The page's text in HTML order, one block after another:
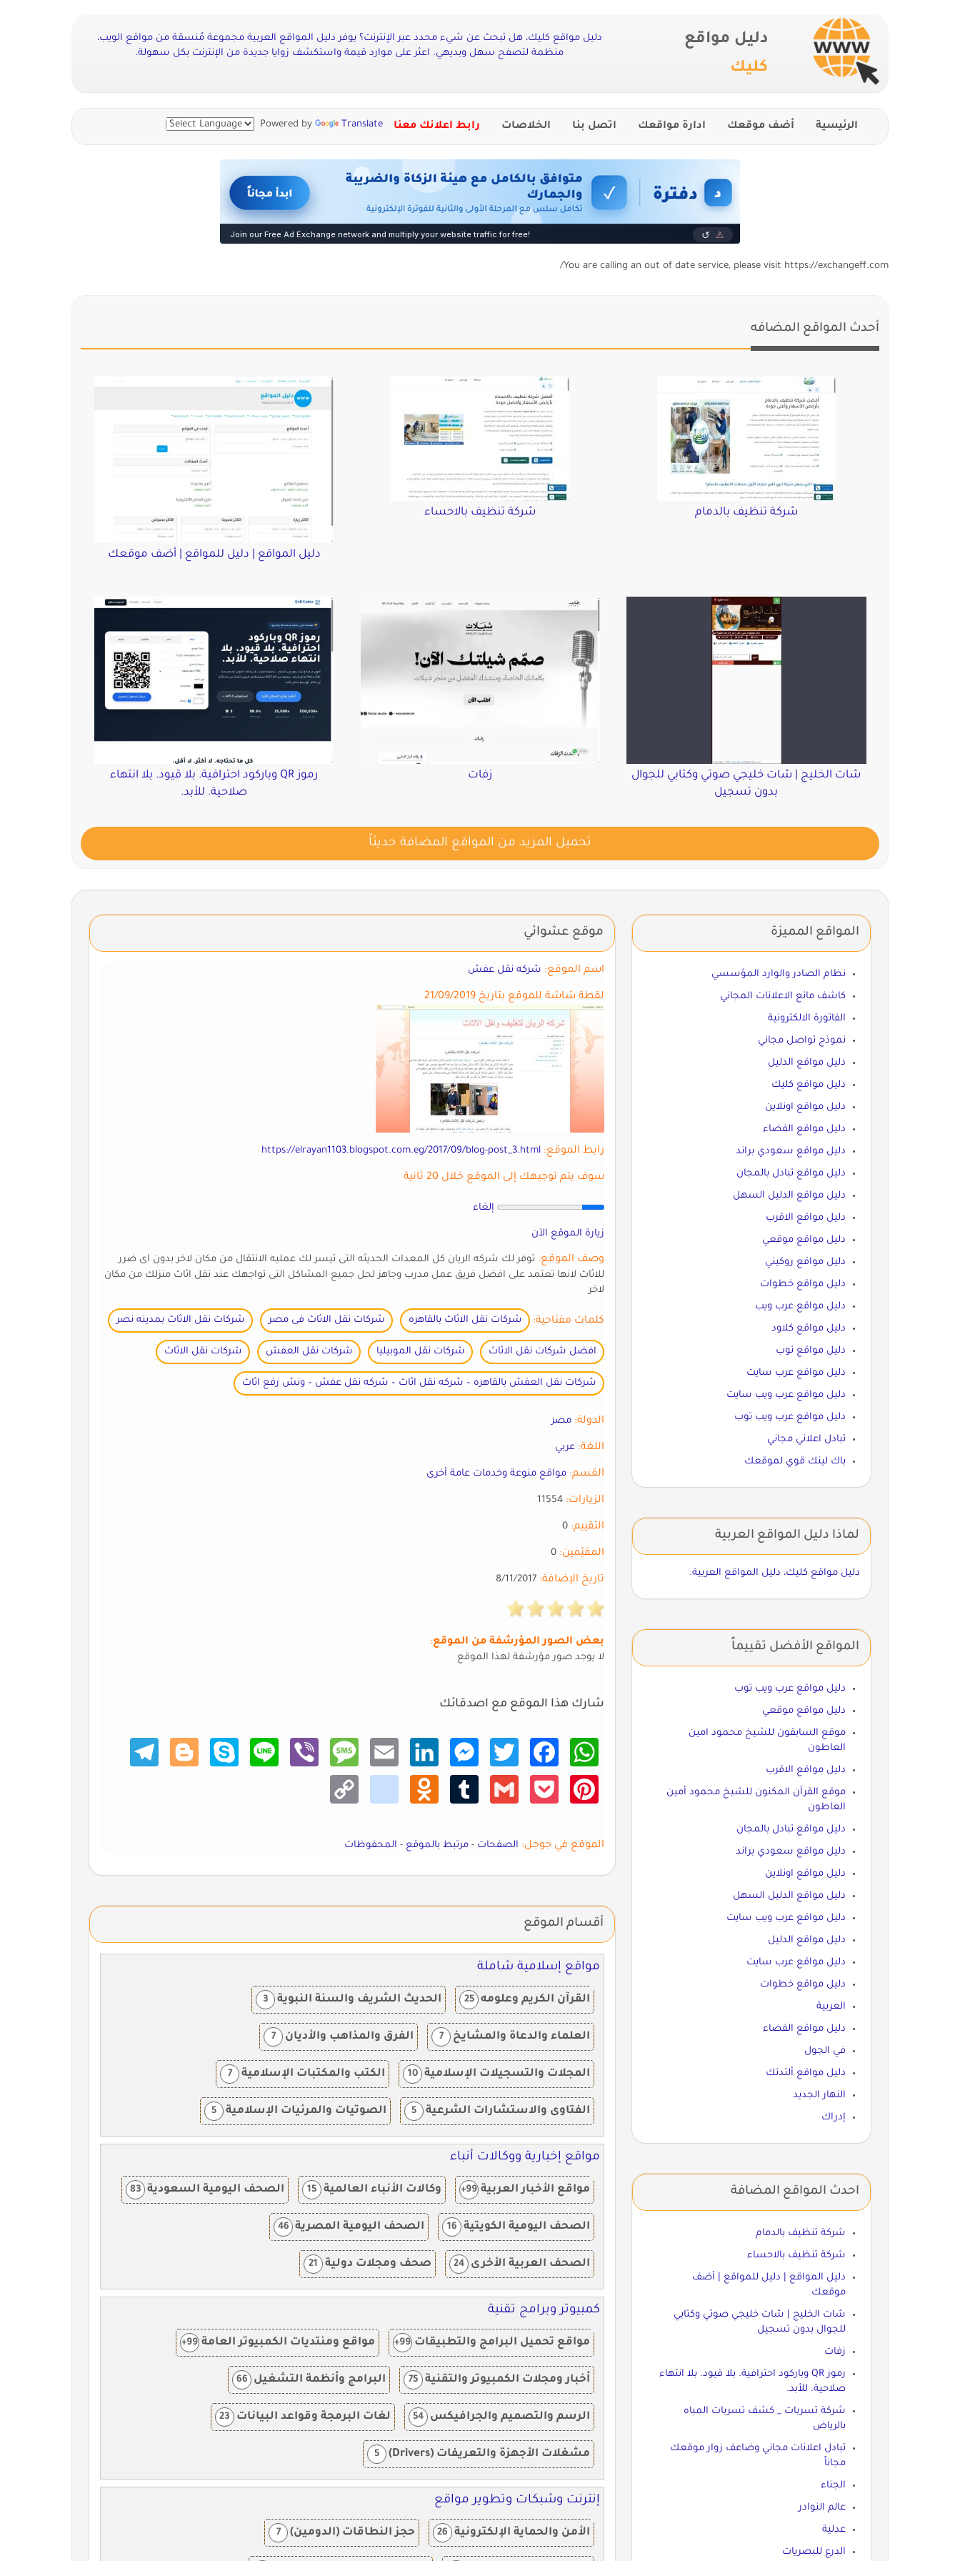
دليل مواقع
كليك
دليل مواقع كليك، هل تبحث عن شيء محدد عبر الإنترنت؟ يوفر دليل المواقع العربية مجموعة مُنسقة من مواقع الويب،
منظمة لتصفح سهل وبديهي. اعثر على موارد قيمة واستكشف زوايا جديدة من الإنترنت بكل سهولة.
الرئيسية أضف موقعك ادارة مواقعك اتصل بنا الخلاصات رابط اعلانك معنا Powered by Translate
You are calling an out of date service, please visit https://exchangeff.com/
أحدث المواقع المضافه
شركة تنظيف بالدمام شركة تنظيف بالاحساء
دليل المواقع | دليل للمواقع | أضف موقعك
شات الخليج | شات خليجي صوتي وكتابي للجوال
بدون تسجيل
زفات
رموز QR وباركود احترافية. بلا قيود. بلا انتهاء
صلاحية. للأبد.
تحميل المزيد من المواقع المضافة حديثاً
موقع عشوائي
اسم الموقع: شركه نقل عفش
لقطة شاشة للموقع بتاريخ 21/09/2019
رابط الموقع: https://elrayan1103.blogspot.com.eg/2017/09/blog-post_3.html
سوف يتم توجيهك إلى الموقع خلال 20 ثانية
إلغاء
زيارة الموقع الآن
وصف الموقع: توفر لك شركه الريان كل المعدات الحديثه التى تيسر لك عمليه الانتقال من مكان لاخر بدون اى ضرر
للاثاث لانها تعتمد على افضل فريق عمل مدرب وجاهز لحل جميع المشاكل التى تواجهك عند نقل اثاث منزلك من مكان
لاخر
كلمات مفتاحية: شركات نقل الاثاث بالقاهره شركات نقل الاثاث فى مصر شركات نقل الاثاث بمدينه نصر
افضل شركات نقل الاثاث شركات نقل الموبيليا شركات نقل العفش شركات نقل الاثاث
شركات نقل العفش بالقاهره – شركه نقل اثاث – شركه نقل عفش – ونش رفع اثاث
الدولة: مصر
اللغة: عربي
القسم: مواقع منوعة وخدمات عامة أخرى
الزيارات:
التقييم:
المقيّمين:
تاريخ الإضافة:
بعض الصور المؤرشفة من الموقع:
لا يوجد صور مؤرشفة لهذا الموقع
شارك هذا الموقع مع اصدقائك
What
sApp
Faceb
ook
Twitt
er
Mess
enger
Linke
dIn
Email
Mess
age
Viber
Line
Skype
Blogg
er
Teleg
ram
Pinte
rest
Pocke
Gmail
Tumb
Odno
klass
niki
Copy
Link
الموقع في جوجل: الصفحات - مرتبط بالموقع - المحفوظات
أقسام الموقع
مواقع إسلامية شاملة
القرآن الكريم وعلومه 25 الحديث الشريف والسنة النبوية 3
العلماء والدعاة والمشايخ 7 الفرق والمذاهب والأديان 7
المجلات والتسجيلات الإسلامية 10 الكتب والمكتبات الإسلامية 7
الفتاوى والاستشارات الشرعية 5 الصوتيات والمرئيات الإسلامية 5
مواقع إخبارية ووكالات أنباء
مواقع الأخبار العربية 99+ وكالات الأنباء العالمية 15 الصحف اليومية السعودية 83
الصحف اليومية الكويتية 16 الصحف اليومية المصرية 46
الصحف العربية الأخرى 24 صحف ومجلات دولية 21
كمبيوتر وبرامج تقنية
مواقع تحميل البرامج والتطبيقات 99+ مواقع ومنتديات الكمبيوتر العامة 99+
أخبار ومجلات الكمبيوتر والتقنية 75 البرامج وأنظمة التشغيل 66
الرسم والتصميم والجرافيكس 54 لغات البرمجة وقواعد البيانات 23
مشغلات الأجهزة والتعريفات (Drivers) 5
إنترنت وشبكات وتطوير مواقع
الأمن والحماية الإلكترونية 26 حجز النطاقات (الدومين) 7
المواقع المميزة
نظام الصادر والوارد المؤسسي
كاشف مانع الاعلانات المجاني
الفاتورة الالكترونية
نموذج تواصل مجاني
دليل مواقع الدليل
دليل مواقع كليك
دليل مواقع اونلاين
دليل مواقع الفضاء
دليل مواقع سعودي براند
دليل مواقع تبادل بالمجان
دليل مواقع الدليل السهل
دليل مواقع الاقرب
دليل مواقع موقعي
دليل مواقع روكيني
دليل مواقع خطوات
دليل مواقع عرب ويب
دليل مواقع كلاود
دليل مواقع توب
دليل مواقع عرب سايت
دليل مواقع عرب ويب سايت
دليل مواقع عرب ويب توب
تبادل اعلاني مجاني
باك لينك قوي لموقعك
لماذا دليل المواقع العربية
دليل مواقع كليك، دليل المواقع العربية.
المواقع الأفضل تقييماً
دليل مواقع عرب ويب توب
دليل مواقع موقعي
موقع السابقون للشيخ محمود امين
العاطون
دليل مواقع الاقرب
موقع القرآن المكنون للشيخ محمود أمين
العاطون
دليل مواقع تبادل بالمجان
دليل مواقع سعودي براند
دليل مواقع اونلاين
دليل مواقع الدليل السهل
دليل مواقع عرب ويب سايت
دليل مواقع الدليل
دليل مواقع عرب سايت
دليل مواقع خطوات
العربية
دليل مواقع الفضاء
في الجول
دليل مواقع ألتدتك
النهار الجديد
إدراك
احدث المواقع المضافة
شركة تنظيف بالدمام
شركة تنظيف بالاحساء
دليل المواقع | دليل للمواقع | أضف
موقعك
شات الخليج | شات خليجي صوتي وكتابي
للجوال بدون تسجيل
زفات
رموز QR وباركود احترافية. بلا قيود. بلا انتهاء
صلاحية. للأبد.
شركة تسربات _ كشف تسربات المباه
بالرياض
تبادل اعلانات مجاني وضاعف زوار موقعك
مجاناً
الجناء
عالم النوادر
عدلية
الدرع للبصريات